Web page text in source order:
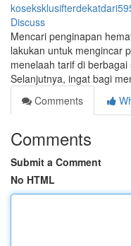
Discuss
Mencari penginapan
lakukan untuk mengincar
menelaah tarif di
Selanjutnya, ingat bagi
Comments
Comments
Submit a Comment
No HTML